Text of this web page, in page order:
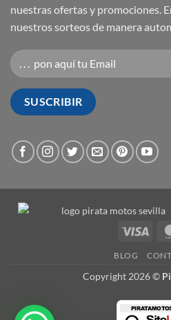
nuestras ofertas y promociones.
nuestros sorteos de manera
Visa
BLOG
Copyright 2026 ©